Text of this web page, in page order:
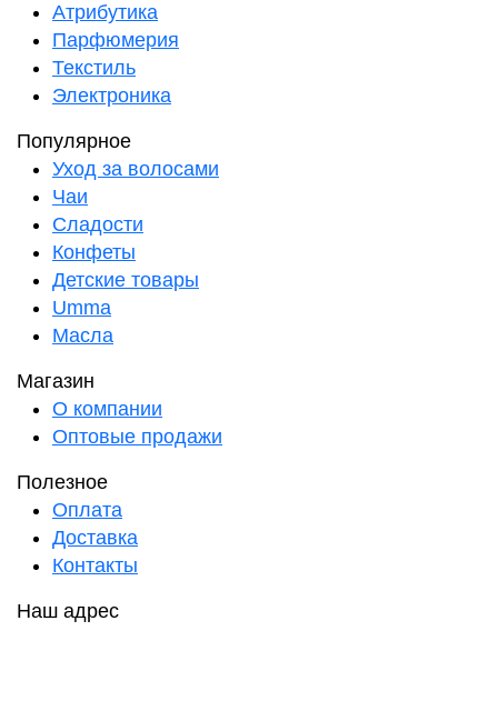
Атрибутика
Парфюмерия
Текстиль
Электроника
Популярное
Уход за волосами
Чаи
Сладости
Конфеты
Детские товары
Umma
Масла
Магазин
О компании
Оптовые продажи
Полезное
Оплата
Доставка
Контакты
Наш адрес